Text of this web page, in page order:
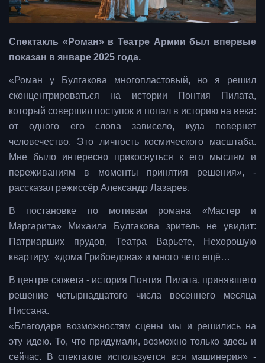
Спектакль «Роман» в Театре Армии был впервые
показан в январе 2025 года.
«Роман у Булгакова многопластовый, но я решил
сконцентрироваться на истории Понтия Пилата,
который совершил поступок и попал в историю на века:
от одного его слова зависело, куда повернет
человечество. Это личность космического масштаба.
Мне было интересно прикоснуться к его мыслям и
переживаниям в моменты принятия решения», -
рассказал режиссёр Александр Лазарев.
В постановке по мотивам романа «Мастер и
Маргарита» Михаила Булгакова зритель не увидит:
Патриарших прудов, Театра Варьете, Нехорошую
квартиру, «дома Грибоедова» и много чего ещё…
В центре сюжета - история Понтия Пилата, принявшего
решение четырнадцатого числа весеннего месяца
Ниссана.
«Благодаря возможностям сцены мы и решились на
эту идею. То, что придумали, возможно только здесь и
сейчас. В спектакле используется вся машинерия» -